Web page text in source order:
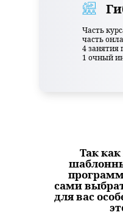
Так
сами
для вас
Часть
часть
4 занятия
1 очный